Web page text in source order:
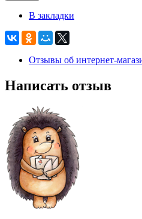
В закладки
Отзывы об интернет-
Написать отзыв